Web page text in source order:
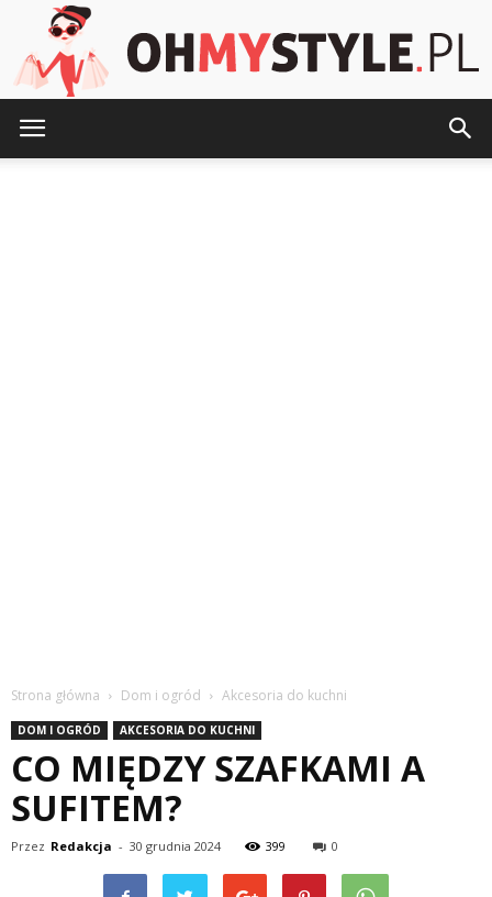
Strona główna Dom i ogród Akcesoria do kuchni
DOM I OGRÓD AKCESORIA DO KUCHNI
CO MIĘDZY SZAFKAMI A
SUFITEM?
Przez Redakcja - 30 grudnia 2024 399 0